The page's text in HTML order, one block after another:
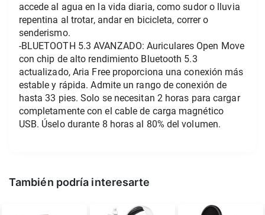
accede al agua en la vida diaria, como sudor o lluvia
repentina al trotar, andar en bicicleta, correr o
senderismo.
-BLUETOOTH 5.3 AVANZADO: Auriculares Open Move
con chip de alto rendimiento Bluetooth 5.3
actualizado, Aria Free proporciona una conexión más
estable y rápida. Admite un rango de conexión de
hasta 33 pies. Solo se necesitan 2 horas para cargar
completamente con el cable de carga magnético
USB. Úselo durante 8 horas al 80% del volumen.
También podría interesarte